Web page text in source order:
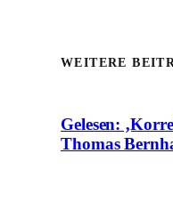
WEITERE
Gelesen:
Thomas